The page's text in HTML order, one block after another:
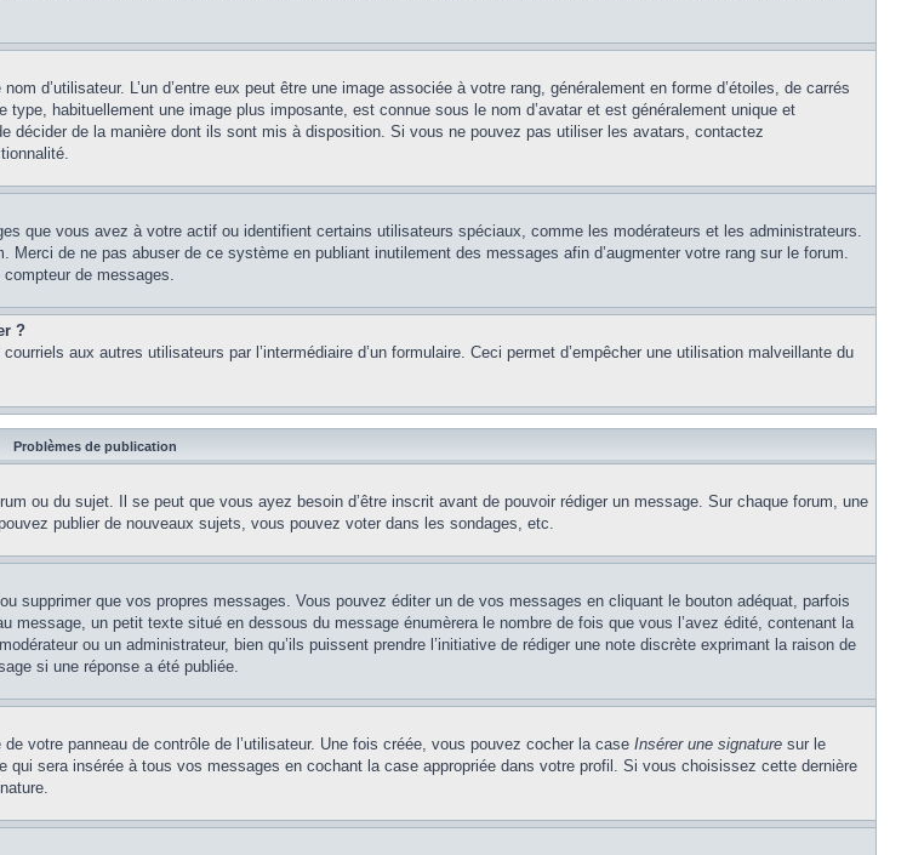
d’utilisateur. L’un d’entre eux peut être une image associée à votre rang, généralement en forme d’étoiles, de carrés
habituellement une image plus imposante, est connue sous le nom d’avatar et est généralement unique et
décider de la manière dont ils sont mis à disposition. Si vous ne pouvez pas utiliser les avatars, contactez
que vous avez à votre actif ou identifient certains utilisateurs spéciaux, comme les modérateurs et les administrateurs.
de ne pas abuser de ce système en publiant inutilement des messages afin d’augmenter votre rang sur le forum.
de messages.
?
aux autres utilisateurs par l’intermédiaire d’un formulaire. Ceci permet d’empêcher une utilisation malveillante du
Problèmes de publication
ou du sujet. Il se peut que vous ayez besoin d’être inscrit avant de pouvoir rédiger un message. Sur chaque forum, une
publier de nouveaux sujets, vous pouvez voter dans les sondages, etc.
supprimer que vos propres messages. Vous pouvez éditer un de vos messages en cliquant le bouton adéquat, parfois
un petit texte situé en dessous du message énumèrera le nombre de fois que vous l’avez édité, contenant la
ou un administrateur, bien qu’ils puissent prendre l’initiative de rédiger une note discrète exprimant la raison de
si une réponse a été publiée.
votre panneau de contrôle de l’utilisateur. Une fois créée, vous pouvez cocher la case Insérer une signature sur le
sera insérée à tous vos messages en cochant la case appropriée dans votre profil. Si vous choisissez cette dernière